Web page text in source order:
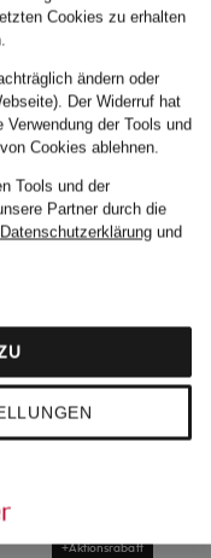
+Aktionsrabatt
Cookies zu erhalten
ändern oder
Der Widerruf hat
der Tools und
Cookies ablehnen.
Tools und der
Partner durch die
Datenschutzerklärungund